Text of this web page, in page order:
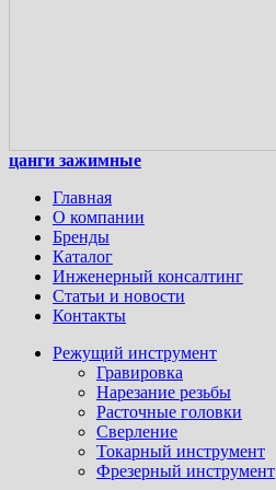
цанги зажимные
Главная
О компании
Бренды
Каталог
Инженерный консалтинг
Статьи и новости
Контакты
Режущий инструмент
Гравировка
Нарезание резьбы
Расточные головки
Сверление
Токарный инструмент
Фрезерный инструмент